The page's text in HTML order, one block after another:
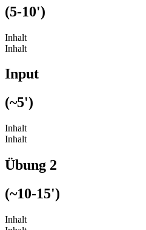
(5-10')
Inhalt
Inhalt
Input
(~5')
Inhalt
Inhalt
Übung 2
(~10-15')
Inhalt